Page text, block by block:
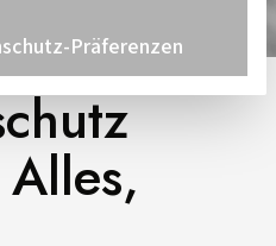
Präferenzen